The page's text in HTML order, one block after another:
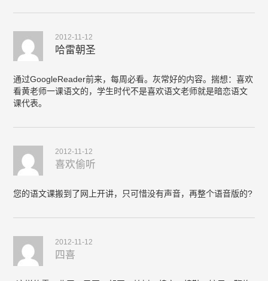
2012-11-12
哈雷朝圣
通过GoogleReader前来，每周必看。灰常好的内容。揣想：喜欢
看黄老师一课语文的，学生时代不是喜欢语文老师就是暗恋语文
课代表。
2012-11-12
喜欢偷听
您的语文课搬到了网上开讲，只可惜没有声音，再整个语音版的?
2012-11-12
四喜